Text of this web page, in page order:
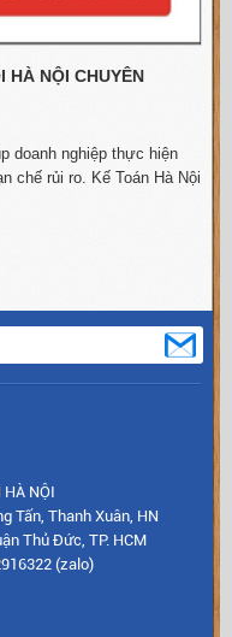
HÀ NỘI CHUYÊN
doanh nghiệp thực hiện
chế rủi ro. Kế Toán Hà Nội
HÀ NỘI
Tấn, Thanh Xuân, HN
Thủ Đức, TP. HCM
(zalo)